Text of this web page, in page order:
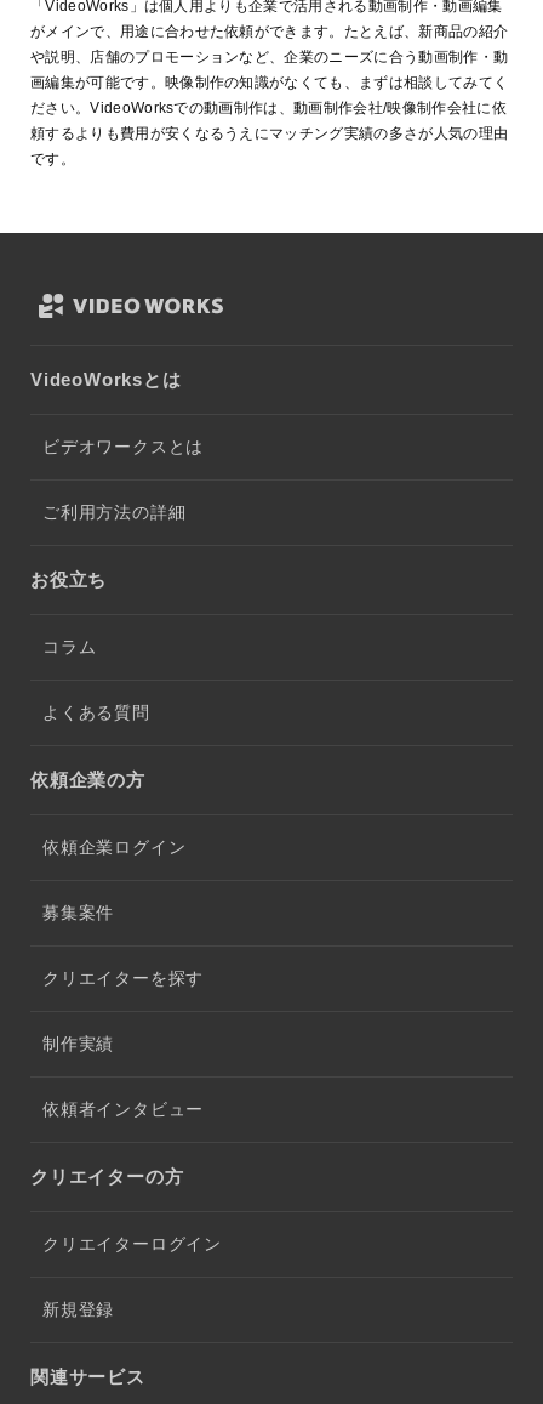
「VideoWorks」は個人用よりも企業で活用される動画制作・動画編集
がメインで、用途に合わせた依頼ができます。たとえば、新商品の紹介
や説明、店舗のプロモーションなど、企業のニーズに合う動画制作・動
画編集が可能です。映像制作の知識がなくても、まずは相談してみてく
ださい。VideoWorksでの動画制作は、動画制作会社/映像制作会社に依
頼するよりも費用が安くなるうえにマッチング実績の多さが人気の理由
です。
VideoWorksとは
ビデオワークスとは
ご利用方法の詳細
お役立ち
コラム
よくある質問
依頼企業の方
依頼企業ログイン
募集案件
クリエイターを探す
制作実績
依頼者インタビュー
クリエイターの方
クリエイターログイン
新規登録
関連サービス